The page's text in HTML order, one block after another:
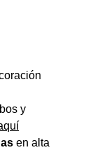
y
en alta